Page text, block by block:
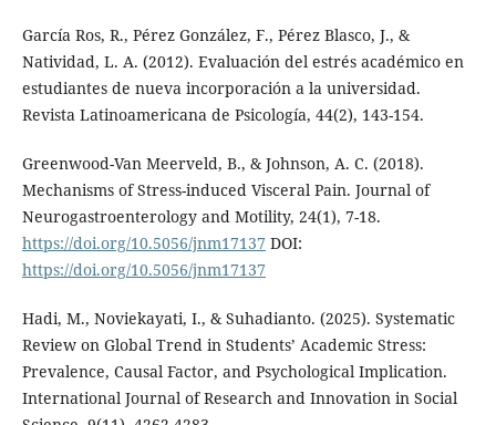
García Ros, R., Pérez González, F., Pérez Blasco, J., &
Natividad, L. A. (2012). Evaluación del estrés académico en
estudiantes de nueva incorporación a la universidad.
Revista Latinoamericana de Psicología, 44(2), 143-154.
Greenwood-Van Meerveld, B., & Johnson, A. C. (2018).
Mechanisms of Stress-induced Visceral Pain. Journal of
Neurogastroenterology and Motility, 24(1), 7-18.
https://doi.org/10.5056/jnm17137 DOI:
https://doi.org/10.5056/jnm17137
Hadi, M., Noviekayati, I., & Suhadianto. (2025). Systematic
Review on Global Trend in Students’ Academic Stress:
Prevalence, Causal Factor, and Psychological Implication.
International Journal of Research and Innovation in Social